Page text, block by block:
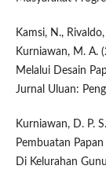
Kamsi, N.,
Kurniawan, M. A.
Melalui Desain
Jurnal Uluan:
Kurniawan, D. P.
Pembuatan
Di Kelurahan